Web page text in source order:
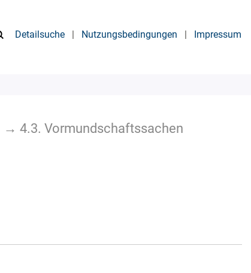
Detailsuche | Nutzungsbedingungen | Impressum
→ 4.3. Vormundschaftssachen